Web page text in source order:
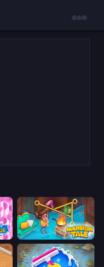
Designville: Merge & Design Mansion Tale: Merge Secrets